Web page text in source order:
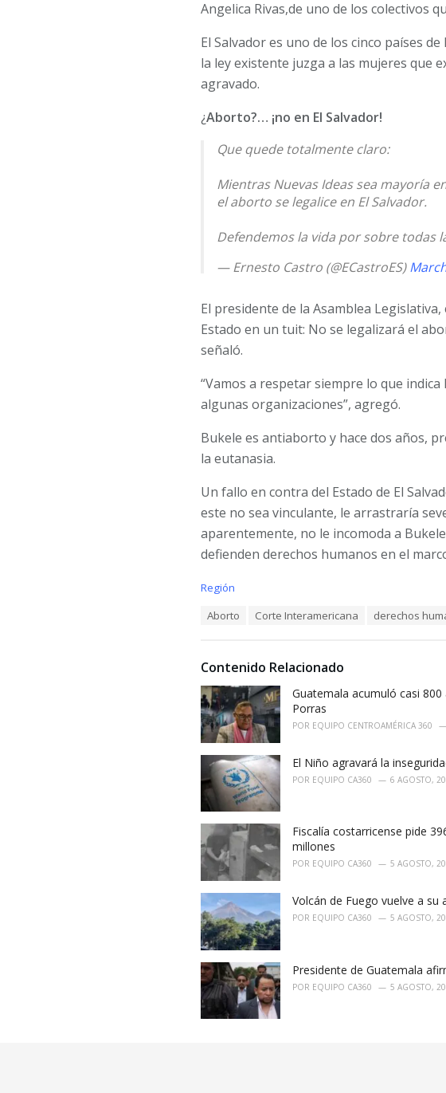
Angelica Rivas,de uno de los colectivos
El Salvador es uno de los cinco países
la ley existente juzga a las mujeres que
agravado.
¿Aborto?… ¡no en El Salvador!
Que quede totalmente claro:
Mientras Nuevas Ideas sea mayoría
el aborto se legalice en El Salvador.
Defendemos la vida por sobre todas
— Ernesto Castro (@ECastroES)
El presidente de la Asamblea
Estado en un tuit: No se legalizará el
señaló.
“Vamos a respetar siempre lo que
algunas organizaciones”, agregó.
Bukele es antiaborto y hace dos años,
la eutanasia.
Un fallo en contra del Estado de El
este no sea vinculante, le arrastraría
aparentemente, no le incomoda a
defienden derechos humanos en el
C
r
i
e
s
:
Región
:
Aborto Corte Interamericana derechos
Contenido Relacionado
Guatemala acumuló casi
Porras
POR EQUIPO CENTROAMÉRICA 360
El Niño agravará la
POR EQUIPO CA360 6 AGOSTO,
Fiscalía costarricense pide
millones
POR EQUIPO CA360 5 AGOSTO,
Volcán de Fuego vuelve a
POR EQUIPO CA360 5 AGOSTO,
Presidente de Guatemala
POR EQUIPO CA360 5 AGOSTO,